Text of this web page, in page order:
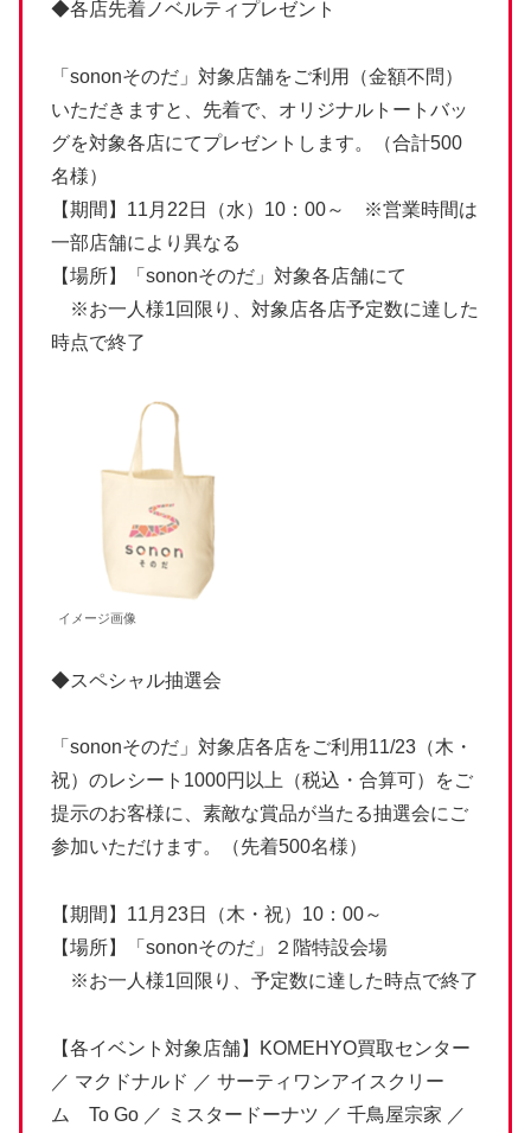
◆各店先着ノベルティプレゼント
「sononそのだ」対象店舗をご利用（金額不問）
いただきますと、先着で、オリジナルトートバッ
グを対象各店にてプレゼントします。（合計500
名様）
【期間】11月22日（水）10：00～ ※営業時間は
一部店舗により異なる
【場所】「sononそのだ」対象各店舗にて
※お一人様1回限り、対象店各店予定数に達した
時点で終了
イメージ画像
◆スペシャル抽選会
「sononそのだ」対象店各店をご利用11/23（木・
祝）のレシート1000円以上（税込・合算可）をご
提示のお客様に、素敵な賞品が当たる抽選会にご
参加いただけます。（先着500名様）
【期間】11月23日（木・祝）10：00～
【場所】「sononそのだ」２階特設会場
※お一人様1回限り、予定数に達した時点で終了
【各イベント対象店舗】KOMEHYO買取センター
／ マクドナルド ／ サーティワンアイスクリー
ム To Go ／ ミスタードーナツ ／ 千鳥屋宗家 ／